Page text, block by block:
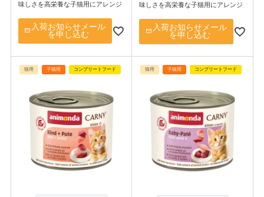
味しさを高栄養な子猫用にアレンジ
入荷お知らせメール
を申し込む
味しさを高栄養な子猫用にアレンジ
入荷お知らせメール
を申し込む
猫用 子猫用 コンプリートフード 猫用 子猫用 コンプリートフード